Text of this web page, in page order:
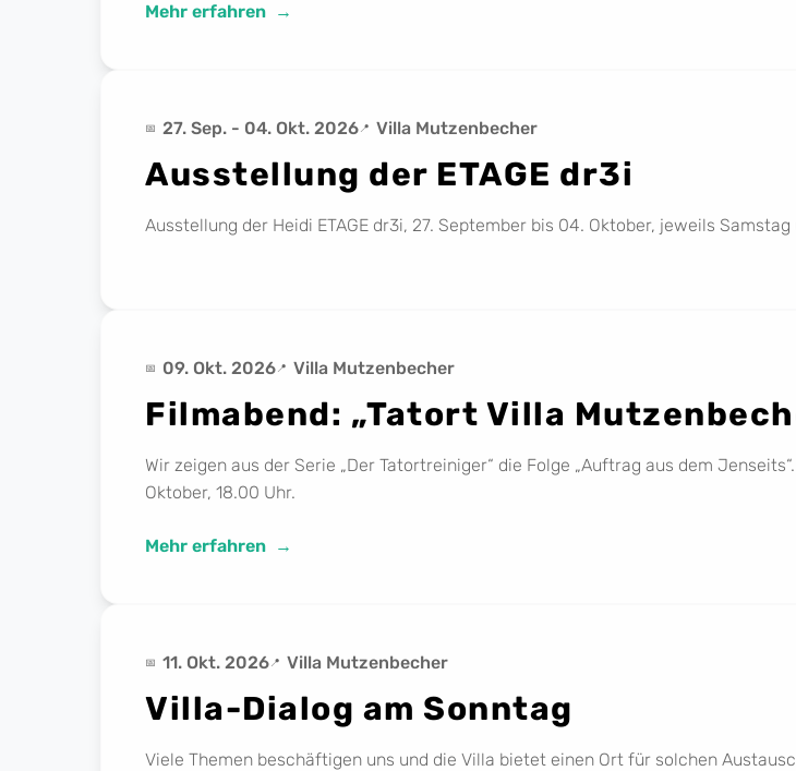
Mehr erfahren
27. Sep. - 04. Okt. 2026 Villa Mutzenbecher
Ausstellung der ETAGE dr3i
Ausstellung der Heidi ETAGE dr3i, 27. September bis 04. Oktober, jeweils
09. Okt. 2026 Villa Mutzenbecher
Filmabend: „Tatort Villa
Wir zeigen aus der Serie „Der Tatortreiniger“ die Folge „Auftrag aus dem
Oktober, 18.00 Uhr.
Mehr erfahren
11. Okt. 2026 Villa Mutzenbecher
Villa-Dialog am Sonntag
Viele Themen beschäftigen uns und die Villa bietet einen Ort für solchen